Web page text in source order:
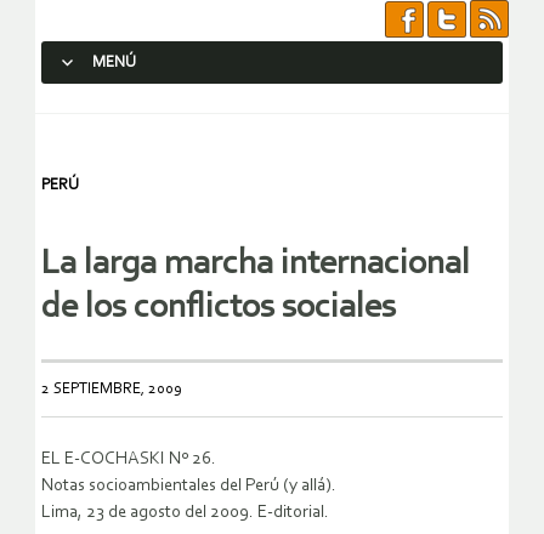
MENÚ
PERÚ
La larga marcha internacional
de los conflictos sociales
2 SEPTIEMBRE, 2009
EL E-COCHASKI Nº 26.
Notas socioambientales del Perú (y allá).
Lima, 23 de agosto del 2009. E-ditorial.